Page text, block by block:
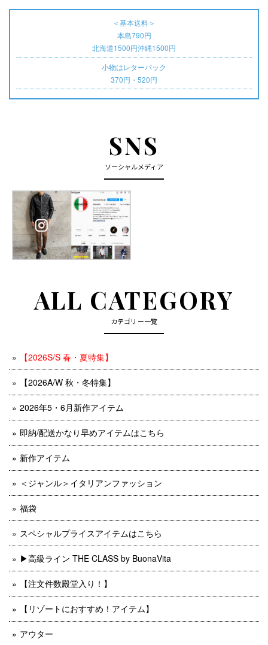
＜基本送料＞
本島790円
北海道1500円沖縄1500円
小物はレターパック
370円・520円
SNS
ソーシャルメディア
ALL CATEGORY
カテゴリー一覧
【2026S/S 春・夏特集】
【2026A/W 秋・冬特集】
2026年5・6月新作アイテム
即納/配送かなり早めアイテムはこちら
新作アイテム
＜ジャンル＞イタリアンファッション
福袋
スペシャルプライスアイテムはこちら
▶︎高級ライン THE CLASS by BuonaVita
【注文件数殿堂入り！】
【リゾートにおすすめ！アイテム】
アウター